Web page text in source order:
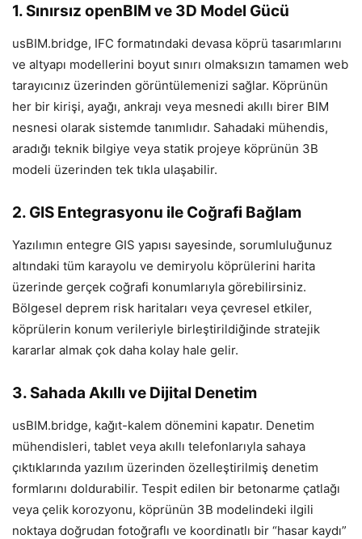
1. Sınırsız openBIM ve 3D Model Gücü
usBIM.bridge, IFC formatındaki devasa köprü tasarımlarını
ve altyapı modellerini boyut sınırı olmaksızın tamamen web
tarayıcınız üzerinden görüntülemenizi sağlar. Köprünün
her bir kirişi, ayağı, ankrajı veya mesnedi akıllı birer BIM
nesnesi olarak sistemde tanımlıdır. Sahadaki mühendis,
aradığı teknik bilgiye veya statik projeye köprünün 3B
modeli üzerinden tek tıkla ulaşabilir.
2. GIS Entegrasyonu ile Coğrafi Bağlam
Yazılımın entegre GIS yapısı sayesinde, sorumluluğunuz
altındaki tüm karayolu ve demiryolu köprülerini harita
üzerinde gerçek coğrafi konumlarıyla görebilirsiniz.
Bölgesel deprem risk haritaları veya çevresel etkiler,
köprülerin konum verileriyle birleştirildiğinde stratejik
kararlar almak çok daha kolay hale gelir.
3. Sahada Akıllı ve Dijital Denetim
usBIM.bridge, kağıt-kalem dönemini kapatır. Denetim
mühendisleri, tablet veya akıllı telefonlarıyla sahaya
çıktıklarında yazılım üzerinden özelleştirilmiş denetim
formlarını doldurabilir. Tespit edilen bir betonarme çatlağı
veya çelik korozyonu, köprünün 3B modelindeki ilgili
noktaya doğrudan fotoğraflı ve koordinatlı bir “hasar kaydı”